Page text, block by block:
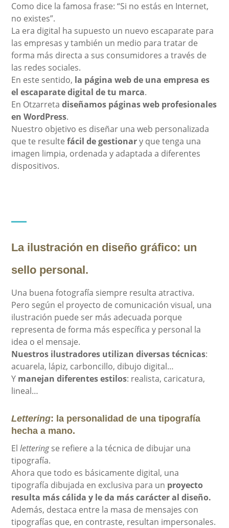
Como dice la famosa frase: “Si no estás en Internet,
no existes”.
La era digital ha supuesto un nuevo escaparate para
las empresas y también un medio para tratar de
forma más directa a sus consumidores a través de
las redes sociales.
En este sentido, la página web de una empresa es
el escaparate digital de tu marca.
En Otzarretadiseñamos páginas web profesionales
en WordPress.
Nuestro objetivo es diseñar una web personalizada
que te resultefácil de gestionary que tenga una
imagen limpia, ordenada y adaptada a diferentes
dispositivos.
La ilustración en diseño gráfico: un
sello personal.
Una buena fotografía siempre resulta atractiva.
Pero según el proyecto de comunicación visual, una
ilustración puede ser más adecuada porque
representa de forma más específica y personal la
idea o el mensaje.
Nuestros ilustradores utilizan diversas técnicas:
acuarela, lápiz, carboncillo, dibujo digital…
Y manejan diferentes estilos: realista, caricatura,
lineal…
Lettering: la personalidad de una tipografía
hecha a mano.
Elletteringse refiere a la técnica de dibujar una
tipografía.
Ahora que todo es básicamente digital, una
tipografía dibujada en exclusiva para un proyecto
resulta más cálida y le da más carácter al diseño.
Además, destaca entre la masa de mensajes con
tipografías que, en contraste, resultan impersonales.